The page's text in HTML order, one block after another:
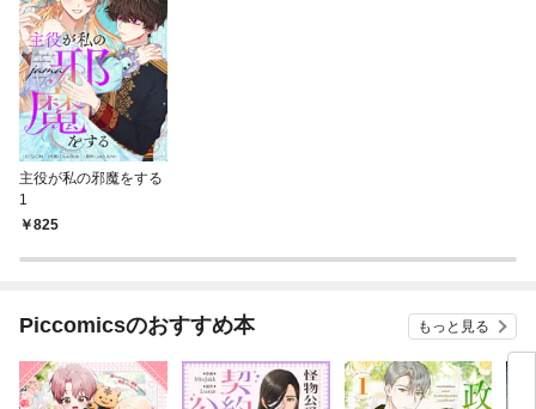
主役が私の邪魔をする
1
825
Piccomicsのおすすめ本 もっと見る